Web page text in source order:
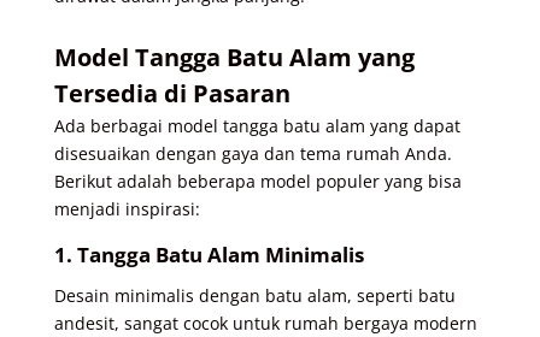
Model Tangga Batu Alam yang
Tersedia di Pasaran
Ada berbagai model tangga batu alam yang dapat
disesuaikan dengan gaya dan tema rumah Anda.
Berikut adalah beberapa model populer yang bisa
menjadi inspirasi:
1. Tangga Batu Alam Minimalis
Desain minimalis dengan batu alam, seperti batu
andesit, sangat cocok untuk rumah bergaya modern